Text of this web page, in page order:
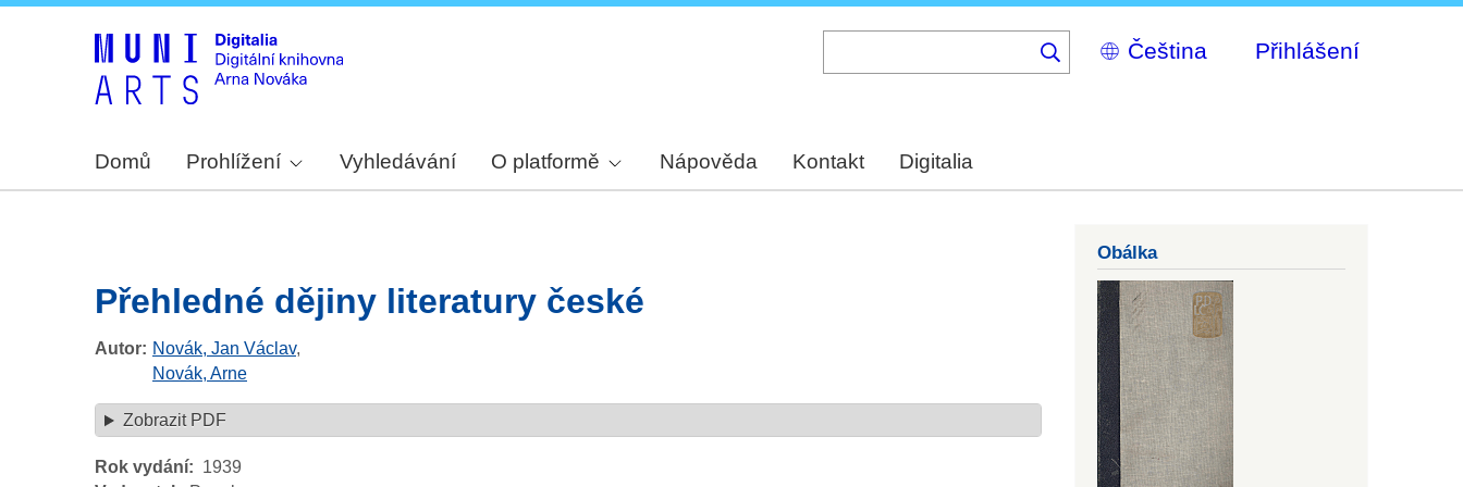
Select
your
Přihlášení
Domů Prohlížení Vyhledávání O platformě Nápověda Kontakt Digitalia
Přehledné dějiny literatury české
Autor Novák, Jan Václav,
Novák, Arne
Zobrazit PDF
Rok vydání
1939
Obálka